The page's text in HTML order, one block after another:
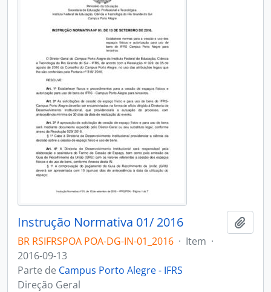
Instrução Normativa 01/ 2016
BR RSIFRSPOA POA-DG-IN-01_2016 · Item ·
2016-09-13
Parte de Campus Porto Alegre - IFRS
Direção Geral